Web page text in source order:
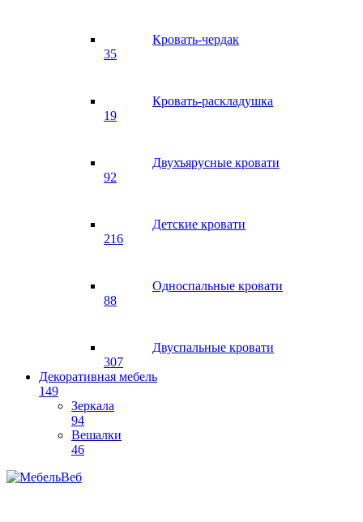
Кровать-чердак
35
Кровать-раскладушка
19
Двухъярусные кровати
92
Детские кровати
216
Односпальные кровати
88
Двуспальные кровати
307
Декоративная мебель
149
Зеркала
94
Вешалки
46